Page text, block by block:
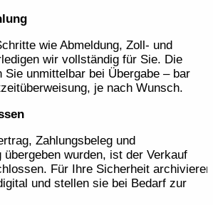
wie Abmeldung, Zoll- und
wir vollständig für Sie. Die
Sie unmittelbar bei Übergabe – bar
je nach Wunsch.
Zahlungsbeleg und
übergeben wurden, ist der Verkauf
Für Ihre Sicherheit archivieren
und stellen sie bei Bedarf zur